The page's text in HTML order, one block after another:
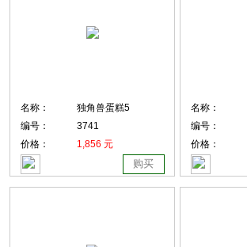
名称：
独角兽蛋糕5
编号：
3741
价格：
1,856 元
购买
名称：
编号：
价格：